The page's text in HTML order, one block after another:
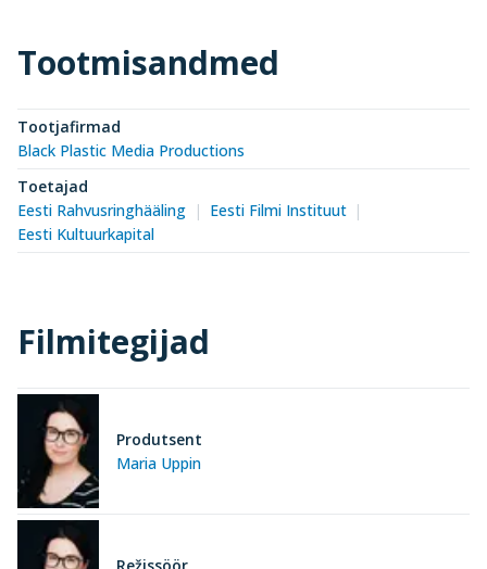
Tootmisandmed
Tootjafirmad
Black Plastic Media Productions
Toetajad
Eesti Rahvusringhääling
Eesti Filmi Instituut
Eesti Kultuurkapital
Filmitegijad
Maria Uppin
Produtsent
Režissöör